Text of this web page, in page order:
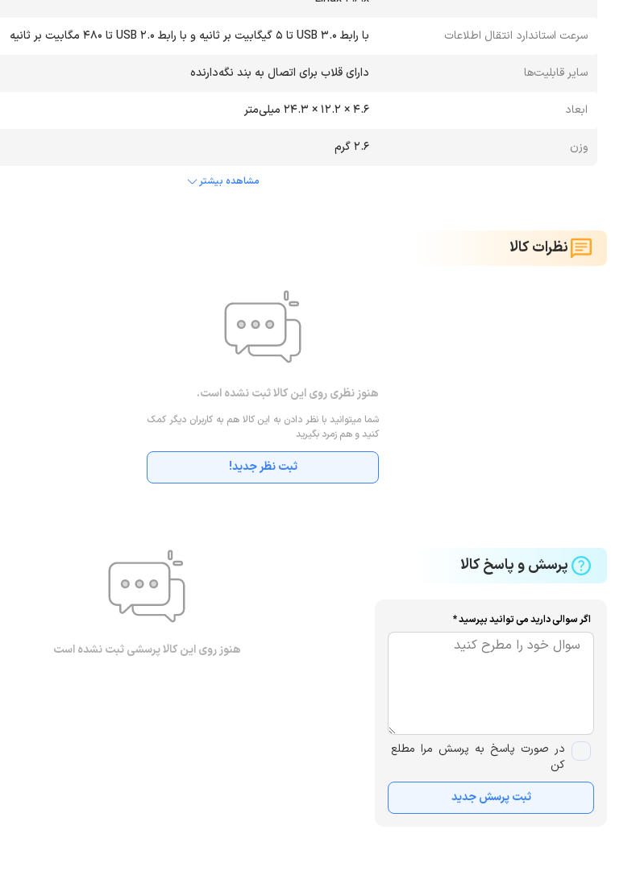
سرعت استاندارد انتقال اطلاعات با رابط USB 3.0 تا 5 گیگابیت بر ثانیه و با رابط USB 2.0 تا 480 مگابیت بر ثانیه
سایر قابلیت‌ها دارای قلاب برای اتصال به بند نگه‌دارنده
ابعاد 4.6 × 12.2 × 24.3 میلی‌متر
وزن 2.6 گرم
مشاهده بیشتر
نظرات کالا
هنوز نظری روی این کالا ثبت نشده است.
شما میتوانید با نظر دادن به این کالا هم به کاربران دیگر کمک
کنید و هم زمرد بگیرید
ثبت نظر جدید!
پرسش و پاسخ کالا
اگر سوالی دارید می توانید بپرسید *
در صورت پاسخ به پرسش مرا مطلع
کن
ثبت پرسش جدید
هنوز روی این کالا پرسشی ثبت نشده است